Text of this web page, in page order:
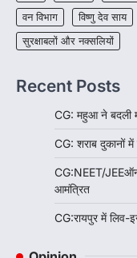
वन विभाग विष्णु देव साय
सुरक्षाबलों और नक्सलियों
Recent Posts
CG: महुआ ने बदली
CG: शराब दुकानों
CG:NEET/
आमंत्रित
CG:रायपुर में लिव-